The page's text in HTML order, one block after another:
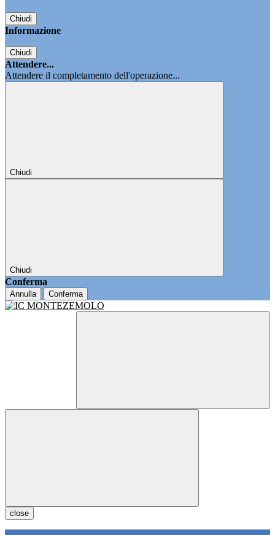
Chiudi
Informazione
Chiudi
Attendere...
Attendere il completamento dell'operazione...
Chiudi
Chiudi
Conferma
Annulla Conferma
close